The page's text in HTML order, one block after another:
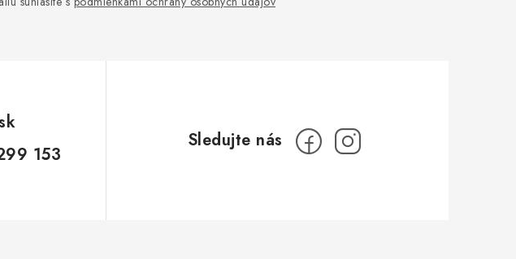
153